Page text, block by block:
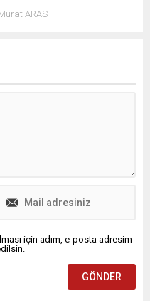
ARAS
için adım, e-posta adresim